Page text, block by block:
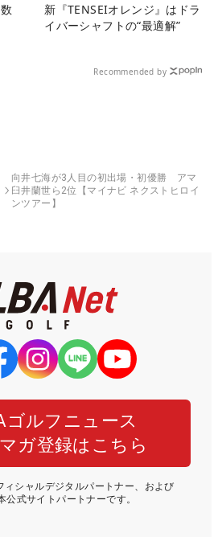
新『TENSEIオレンジ』はドラ
イバーシャフトの“最適解”
Recommended by
向井七海が3人目の初出場・初優勝 アマ
臼井蘭世ら2位【マイナビ ネクストヒロイ
ンツアー】
ゴルフニュース
ガ登録はこちら
ィシャルデジタルパートナー、および
公式サイトパートナーです。